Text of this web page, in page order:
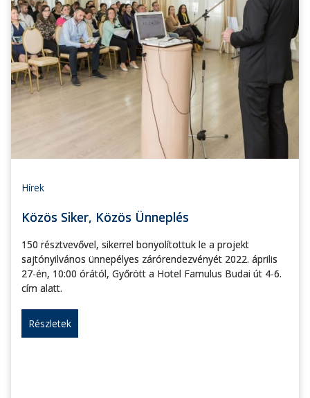
Hírek
Közös Siker, Közös Ünneplés
150 résztvevővel, sikerrel bonyolítottuk le a projekt
sajtónyilvános ünnepélyes zárórendezvényét 2022. április
27-én, 10:00 órától, Győrött a Hotel Famulus Budai út 4-6.
cím alatt.
Részletek